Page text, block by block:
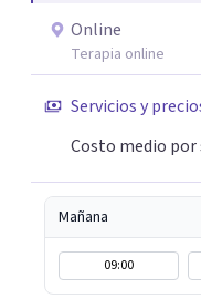
Si tú o algún familiar
relacionado con
para agendar una
alguien, también
conversación no
Online
Terapia online
Servicios y
Costo medio por
Mañana
09:00